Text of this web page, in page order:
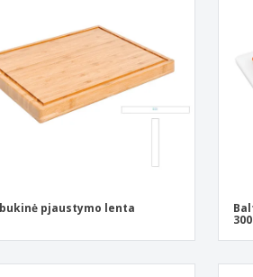
pjaustymo lenta